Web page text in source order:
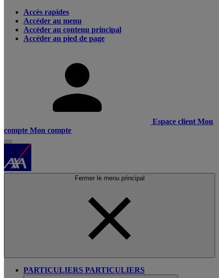
Accès rapides
Accéder au menu
Accéder au contenu principal
Accéder au pied de page
Espace client Mon
compte Mon compte
Fermer le menu principal
PARTICULIERS PARTICULIERS